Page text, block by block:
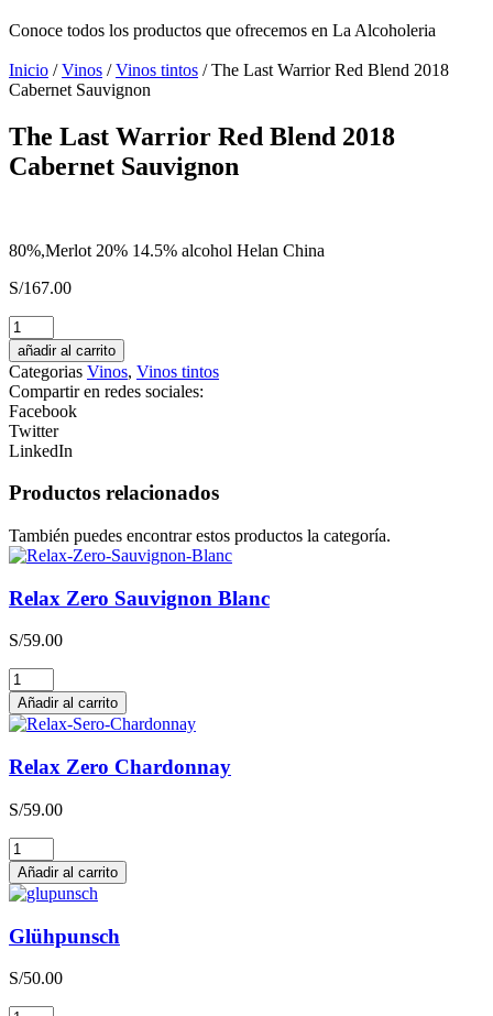
Conoce todos los productos que ofrecemos en La Alcoholeria
Inicio /Vinos /Vinos tintos / The Last Warrior Red Blend 2018
Cabernet Sauvignon
The Last Warrior Red Blend 2018
Cabernet Sauvignon
80%,Merlot 20% 14.5% alcohol Helan China
S/167.00
Pisco
Casta
de
León
El
Patriota
Bicentenario
Italia
cantidad
añadir al carrito
Categorias Vinos, Vinos tintos
Compartir en redes sociales:
Facebook
Twitter
LinkedIn
Productos relacionados
También puedes encontrar estos productos la categoría.
Relax Zero Sauvignon Blanc
S/59.00
Relax
Zero
Sauvignon
Blanc
cantidad
Añadir al carrito
Relax Zero Chardonnay
S/59.00
Relax
Zero
Chardonnay
cantidad
Añadir al carrito
Glühpunsch
S/50.00